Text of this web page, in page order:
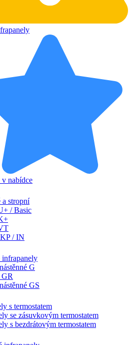
nabídce
a stropní
/ Basic
/ IN
infrapanely
G
GR
GS
s termostatem
se zásuvkovým termostatem
s bezdrátovým termostatem